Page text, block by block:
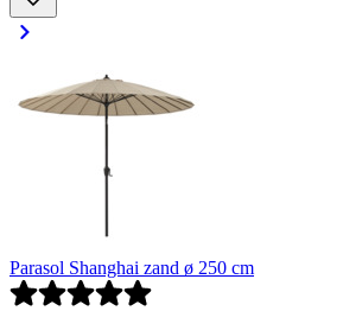
Parasol Shanghai zand ø 250 cm